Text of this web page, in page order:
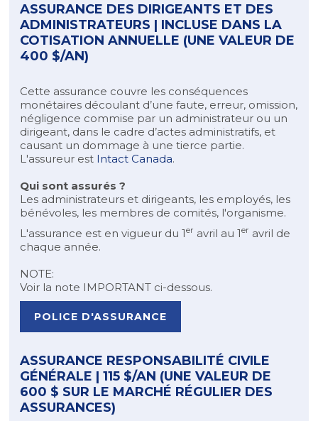
ASSURANCE DES DIRIGEANTS ET DES
ADMINISTRATEURS | INCLUSE DANS LA
COTISATION ANNUELLE (UNE VALEUR DE
400 $/AN)
Cette assurance couvre les conséquences
monétaires découlant d’une faute, erreur, omission,
négligence commise par un administrateur ou un
dirigeant, dans le cadre d’actes administratifs, et
causant un dommage à une tierce partie.
L'assureur est Intact Canada.
Qui sont assurés ?
Les administrateurs et dirigeants, les employés, les
bénévoles, les membres de comités, l'organisme.
L'assurance est en vigueur du 1er avril au 1er avril de
chaque année.
NOTE:
Voir la note IMPORTANT ci-dessous.
POLICE D'ASSURANCE
ASSURANCE RESPONSABILITÉ CIVILE
GÉNÉRALE | 115 $/AN (UNE VALEUR DE
600 $ SUR LE MARCHÉ RÉGULIER DES
ASSURANCES)